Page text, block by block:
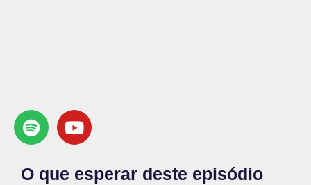
O que esperar deste episódio